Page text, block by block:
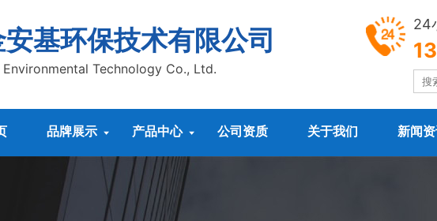
基环保技术有限公司
Environmental Technology Co., Ltd.
24
品牌展示  产品中心  公司资质 关于我们 新闻